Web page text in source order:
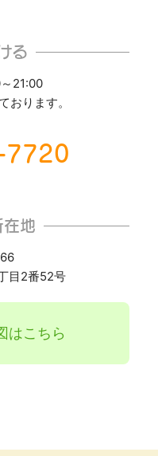
る
21:00
おります。
在地
目2番52号
はこちら